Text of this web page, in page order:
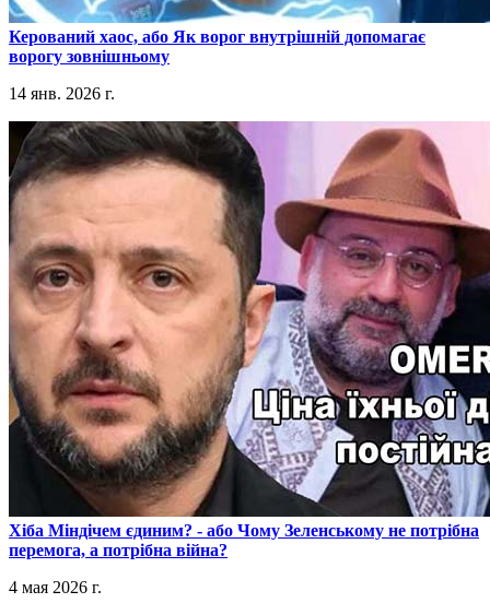
​Керований хаос, або Як ворог внутрішній допомагає
ворогу зовнішньому
14 янв. 2026 г.
​Хіба Міндічем єдиним? - або Чому Зеленському не потрібна
перемога, а потрібна війна?
4 мая 2026 г.